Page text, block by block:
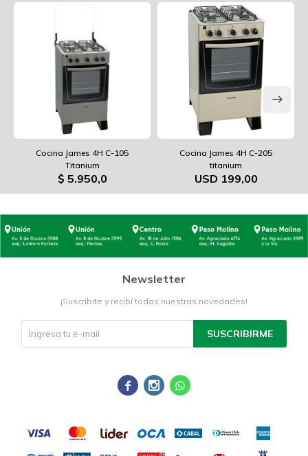
Cocina James 4H C-105
Titanium
$ 5.950,0
Cocina James 4H C-205
titanium
USD 199,00
Newsletter
¡Suscribite y recibí todas nuestras novedades!
SUSCRIBIRME
  